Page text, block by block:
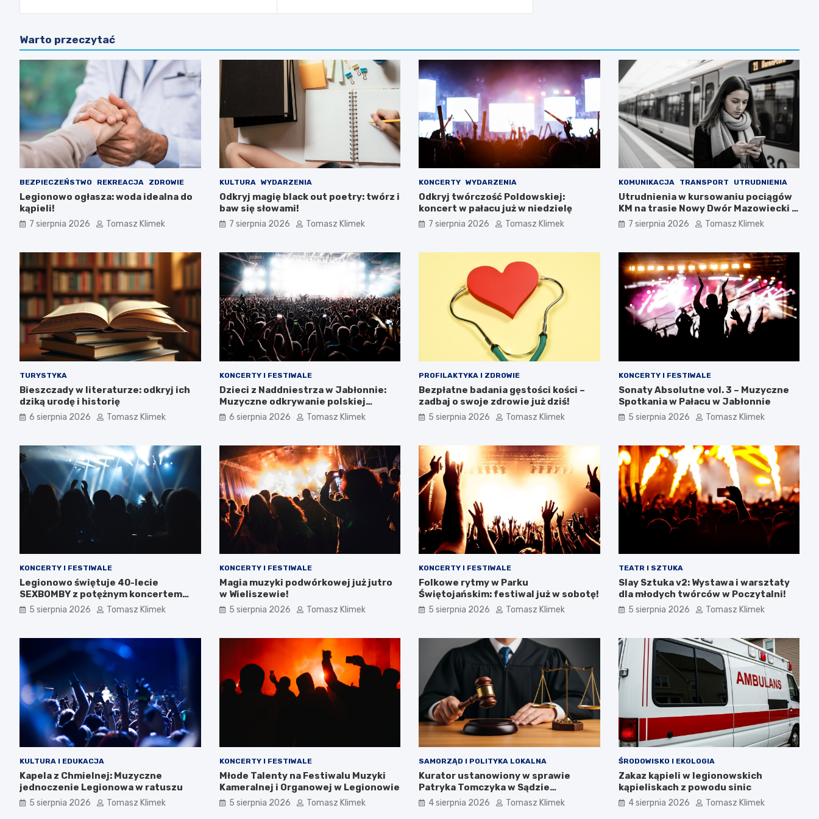
Warto przeczytać
BEZPIECZEŃSTWO REKREACJA ZDROWIE
Legionowo ogłasza: woda idealna do
kąpieli!
7 sierpnia 2026 Tomasz Klimek
KULTURA WYDARZENIA
Odkryj magię black out poetry: twórz i
baw się słowami!
7 sierpnia 2026 Tomasz Klimek
KONCERTY WYDARZENIA
Odkryj twórczość Poldowskiej:
koncert w pałacu już w niedzielę
7 sierpnia 2026 Tomasz Klimek
KOMUNIKACJA TRANSPORT UTRUDNIENIA
Utrudnienia w kursowaniu pociągów
KM na trasie Nowy Dwór Mazowiecki –
Chotomów
7 sierpnia 2026 Tomasz Klimek
TURYSTYKA
Bieszczady w literaturze: odkryj ich
dziką urodę i historię
6 sierpnia 2026 Tomasz Klimek
KONCERTY I FESTIWALE
Dzieci z Naddniestrza w Jabłonnie:
Muzyczne odkrywanie polskiej
tożsamości
6 sierpnia 2026 Tomasz Klimek
PROFILAKTYKA I ZDROWIE
Bezpłatne badania gęstości kości –
zadbaj o swoje zdrowie już dziś!
5 sierpnia 2026 Tomasz Klimek
KONCERTY I FESTIWALE
Sonaty Absolutne vol. 3 – Muzyczne
Spotkania w Pałacu w Jabłonnie
5 sierpnia 2026 Tomasz Klimek
KONCERTY I FESTIWALE
Legionowo świętuje 40-lecie
SEXBOMBY z potężnym koncertem
punk rockowym!
5 sierpnia 2026 Tomasz Klimek
KONCERTY I FESTIWALE
Magia muzyki podwórkowej już jutro
w Wieliszewie!
5 sierpnia 2026 Tomasz Klimek
KONCERTY I FESTIWALE
Folkowe rytmy w Parku
Świętojańskim: festiwal już w sobotę!
5 sierpnia 2026 Tomasz Klimek
TEATR I SZTUKA
Slay Sztuka v2: Wystawa i warsztaty
dla młodych twórców w Poczytalni!
5 sierpnia 2026 Tomasz Klimek
KULTURA I EDUKACJA
Kapela z Chmielnej: Muzyczne
jednoczenie Legionowa w ratuszu
5 sierpnia 2026 Tomasz Klimek
KONCERTY I FESTIWALE
Młode Talenty na Festiwalu Muzyki
Kameralnej i Organowej w Legionowie
5 sierpnia 2026 Tomasz Klimek
SAMORZĄD I POLITYKA LOKALNA
Kurator ustanowiony w sprawie
Patryka Tomczyka w Sądzie
Rejonowym w Legionowie
4 sierpnia 2026 Tomasz Klimek
ŚRODOWISKO I EKOLOGIA
Zakaz kąpieli w legionowskich
kąpieliskach z powodu sinic
4 sierpnia 2026 Tomasz Klimek